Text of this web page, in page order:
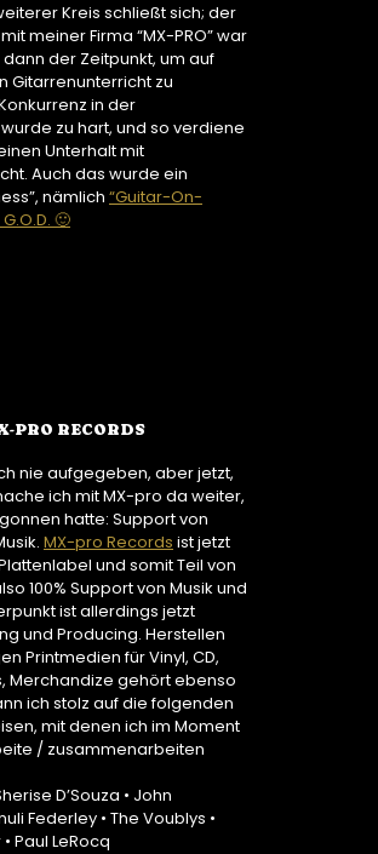
Kreis schließt sich; der
meiner Firma “MX-PRO” war
der Zeitpunkt, um auf
Gitarrenunterricht zu
in der
zu hart, und so verdiene
Unterhalt mit
Auch das wurde ein
nämlich “Guitar-On-
🙂
PRO RECORDS
nie aufgegeben, aber jetzt,
ich mit MX-pro da weiter,
hatte: Support von
MX-pro Records ist jetzt
und somit Teil von
100% Support von Musik und
ist allerdings jetzt
und Producing. Herstellen
Printmedien für Vinyl, CD,
Merchandize gehört ebenso
ich stolz auf die folgenden
mit denen ich im Moment
/ zusammenarbeiten
D’Souza • John
Federley • The Voublys •
Paul LeRocq